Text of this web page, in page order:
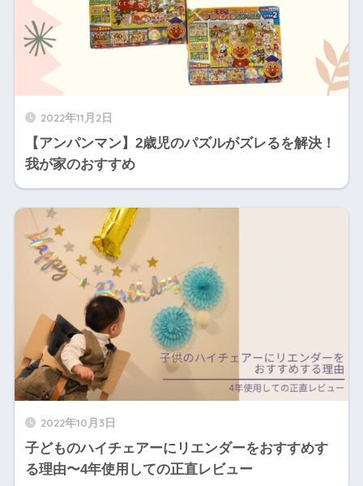
2022年11月2日
【アンパンマン】2歳児のパズルがズレるを解決！
我が家のおすすめ
2022年10月3日
子どものハイチェアーにリエンダーをおすすめす
る理由〜4年使用しての正直レビュー